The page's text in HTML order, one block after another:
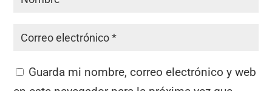
Guarda mi nombre, correo electrónico y web